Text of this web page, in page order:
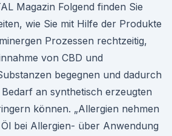
Magazin Folgend finden Sie
wie Sie mit Hilfe der Produkte
Prozessen rechtzeitig,
von CBD und
begegnen und dadurch
an synthetisch erzeugten
können. „Allergien nehmen
bei Allergien- über Anwendung